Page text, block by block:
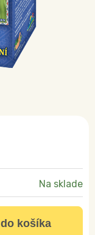
Na sklade
košíka